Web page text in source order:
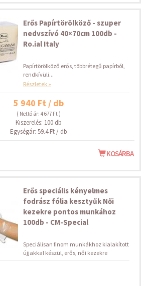
Erős Papírtörölköző - szuper
nedvszívó 40×70cm 100db -
Ro.ial Italy
Papírtörölköző erős, többrétegű papírból,
rendkívüli...
Részletek »
5 940 Ft / db
( Nettó ár: 4 677 Ft )
Kiszerelés: 100 db
Egységár: 59.4 Ft / db
KOSÁRBA
Erős speciális kényelmes
fodrász fólia kesztyűk Női
kezekre pontos munkához
100db - CM-Special
Speciálisan finom munkákhoz kialakított
újjakkal készül, erős, női kezekre